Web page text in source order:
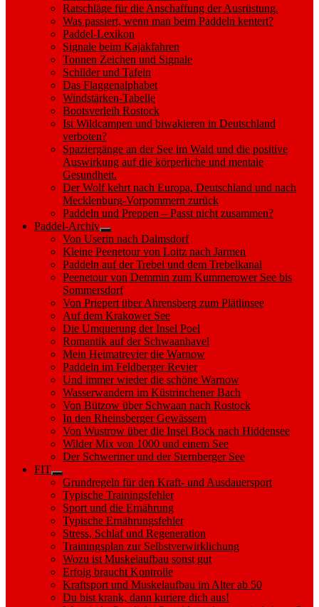
Ratschläge für die Anschaffung der Ausrüstung.
Was passiert, wenn man beim Paddeln kentert?
Paddel-Lexikon
Signale beim Kajakfahren
Tonnen Zeichen und Signale
Schilder und Tafeln
Das Flaggenalphabet
Windstärken-Tabelle
Bootsverleih Rostock
Ist Wildcampen und biwakieren in Deutschland
verboten?
Spaziergänge an der See im Wald und die positive
Auswirkung auf die körperliche und mentale
Gesundheit.
Der Wolf kehrt nach Europa, Deutschland und nach
Mecklenburg-Vorpommern zurück
Paddeln und Preppen – Passt nicht zusammen?
Paddel-Archiv
Show
sub
menu
Von Userin nach Dalmsdorf
Kleine Peenetour von Loitz nach Jarmen
Paddeln auf der Trebel und dem Trebelkanal
Peenetour von Demmin zum Kummerower See bis
Sommersdorf
Von Priepert über Ahrensberg zum Plätlinsee
Auf dem Krakower See
Die Umquerung der Insel Poel
Romantik auf der Schwaanhavel
Mein Heimatrevier die Warnow
Paddeln im Feldberger Revier
Und immer wieder die schöne Warnow
Wasserwandern im Küstrinchener Bach
Von Bützow über Schwaan nach Rostock
In den Rheinsberger Gewässern
Von Wustrow über die Insel Bock nach Hiddensee
Wilder Mix von 1000 und einem See
Der Schweriner und der Sternberger See
FIT
Show
sub
menu
Grundregeln für den Kraft- und Ausdauersport
Typische Trainingsfehler
Sport und die Ernährung
Typische Ernährungsfehler
Stress, Schlaf und Regeneration
Trainingsplan zur Selbstverwirklichung
Wozu ist Muskelaufbau sonst gut
Erfolg braucht Kontrolle
Kraftsport und Muskelaufbau im Alter ab 50
Du bist krank, dann kuriere dich aus!